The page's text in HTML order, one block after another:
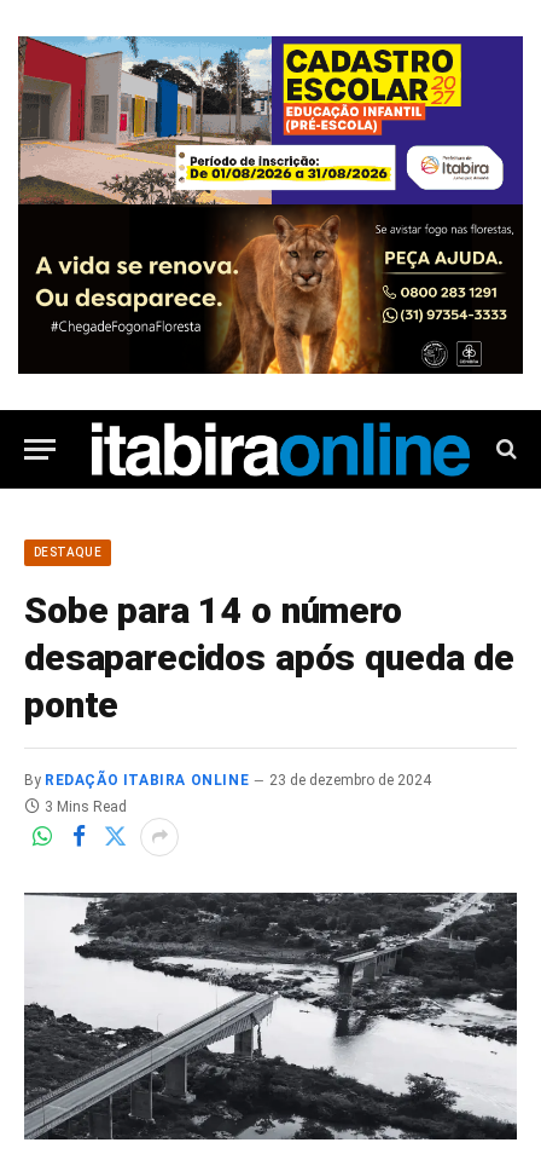
DESTAQUE
Sobe para 14 o número
desaparecidos após queda de
ponte
By REDAÇÃO ITABIRA ONLINE
23 de dezembro de 2024
3 Mins Read